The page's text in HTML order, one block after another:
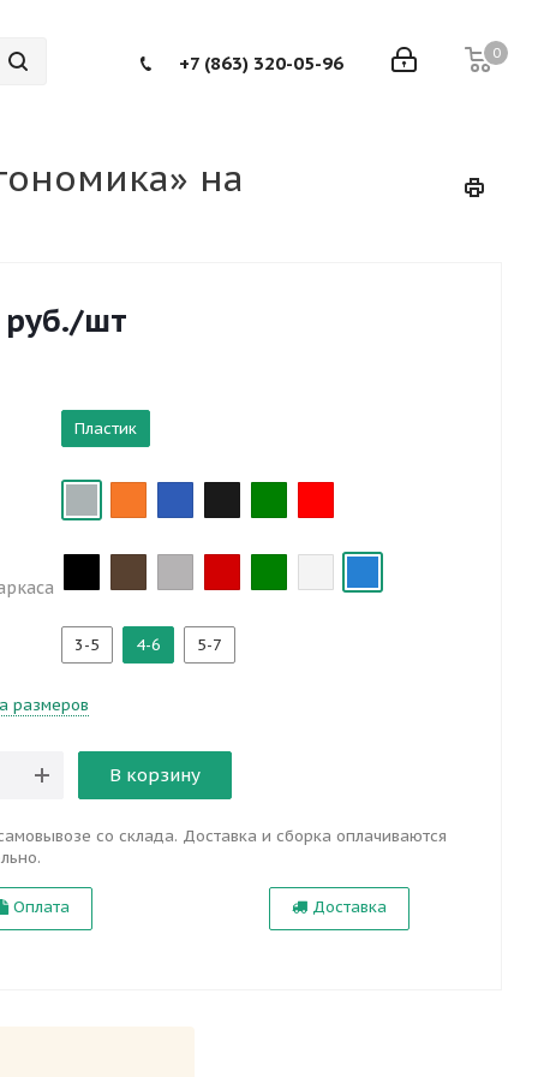
0
+7 (863) 320-05-96
на
/шт
Пластик
3-5 4-6 5-7
размеров
В корзину
со склада. Доставка и сборка оплачиваются
Оплата Доставка